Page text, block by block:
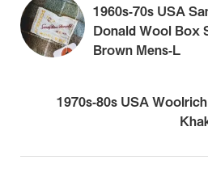
1960s-70s USA
Donald Wool Box
Brown Mens-L
1970s-80s USA